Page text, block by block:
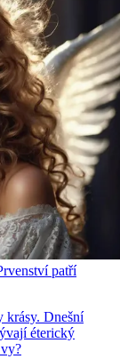
patří
krásy. Dnešní
éterický